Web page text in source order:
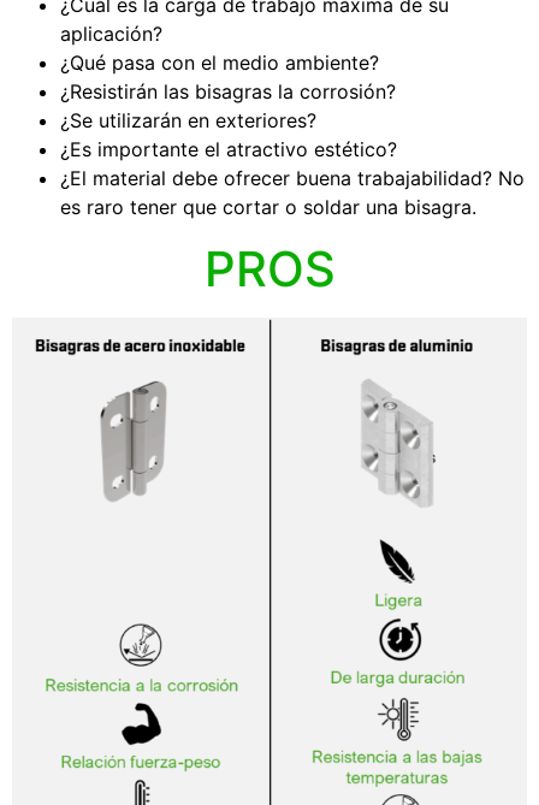
aplicación?
¿Qué pasa con el medio ambiente?
¿Resistirán las bisagras la corrosión?
¿Se utilizarán en exteriores?
¿Es importante el atractivo estético?
¿El material debe ofrecer buena trabajabilidad? No
es raro tener que cortar o soldar una bisagra.
PROS